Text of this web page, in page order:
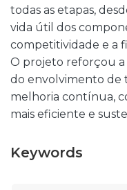
todas as etapas,
vida útil dos
competitividade e a
O projeto reforçou a
do envolvimento de
melhoria contínua,
mais eficiente e
Keywords